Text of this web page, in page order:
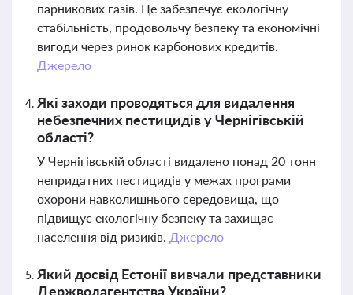
парникових газів. Це забезпечує екологічну
стабільність, продовольчу безпеку та економічні
вигоди через ринок карбонових кредитів.
Джерело
Які заходи проводяться для видалення
небезпечних пестицидів у Чернігівській
області?
У Чернігівській області видалено понад 20 тонн
непридатних пестицидів у межах програми
охорони навколишнього середовища, що
підвищує екологічну безпеку та захищає
населення від ризиків. Джерело
Який досвід Естонії вивчали представники
Держводагентства України?